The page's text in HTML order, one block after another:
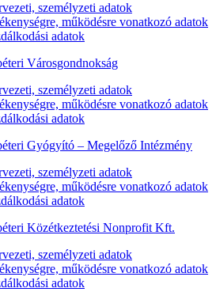
személyzeti adatok
működésre vonatkozó adatok
adatok
Városgondnokság
személyzeti adatok
működésre vonatkozó adatok
adatok
Gyógyító – Megelőző Intézmény
személyzeti adatok
működésre vonatkozó adatok
adatok
Közétkeztetési Nonprofit Kft.
személyzeti adatok
működésre vonatkozó adatok
adatok